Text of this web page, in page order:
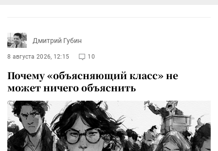
Дмитрий Губин
8 августа 2026, 12:15 10
Почему «объясняющий класс» не
может ничего объяснить